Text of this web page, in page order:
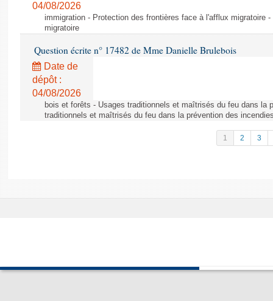
04/08/2026
immigration - Protection des frontières face à l'afflux migratoire
migratoire
Question écrite n° 17482 de Mme Danielle Brulebois
Date de
dépôt :
04/08/2026
bois et forêts - Usages traditionnels et maîtrisés du feu dans la
traditionnels et maîtrisés du feu dans la prévention des
1 2 3